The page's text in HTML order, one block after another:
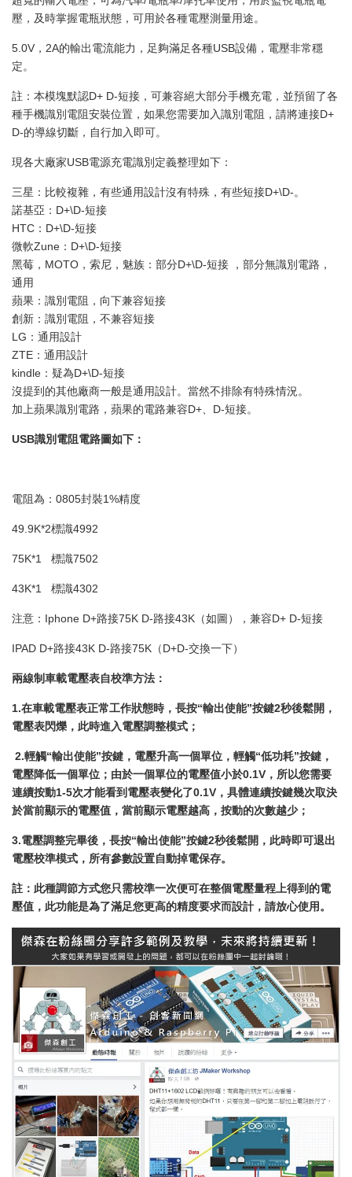
壓，及時掌握電瓶狀態，可用於各種電壓測量用途。
5.0V，2A的輸出電流能力，足夠滿足各種USB設備，電壓非常穩
定。
註：本模塊默認D+ D-短接，可兼容絕大部分手機充電，並預留了各
種手機識別電阻安裝位置，如果您需要加入識別電阻，請將連接D+
D-的導線切斷，自行加入即可。
現各大廠家USB電源充電識別定義整理如下：
三星：比較複雜，有些通用設計沒有特殊，有些短接D+\D-。
諾基亞：D+\D-短接
HTC：D+\D-短接
微軟Zune：D+\D-短接
黑莓，MOTO，索尼，魅族：部分D+\D-短接 ，部分無識別電路，
通用
蘋果：識別電阻，向下兼容短接
創新：識別電阻，不兼容短接
LG：通用設計
ZTE：通用設計
kindle：疑為D+\D-短接
沒提到的其他廠商一般是通用設計。當然不排除有特殊情況。
加上蘋果識別電路，蘋果的電路兼容D+、D-短接。
USB識別電阻電路圖如下：
電阻為：0805封裝1%精度
49.9K*2標識4992
75K*1 標識7502
43K*1 標識4302
注意：Iphone D+路接75K D-路接43K（如圖），兼容D+ D-短接
IPAD D+路接43K D-路接75K（D+D-交換一下）
兩線制車載電壓表自校準方法：
1.在車載電壓表正常工作狀態時，長按“輸出使能”按鍵2秒後鬆開，
電壓表閃爍，此時進入電壓調整模式；
2.輕觸“輸出使能”按鍵，電壓升高一個單位，輕觸“低功耗”按鍵，
電壓降低一個單位；由於一個單位的電壓值小於0.1V ，所以您需要
連續按動1-5次才能看到電壓表變化了0.1V ，具體連續按鍵幾次取決
於當前顯示的電壓值，當前顯示電壓越高，按動的次數越少；
3.電壓調整完畢後，長按“輸出使能”按鍵2秒後鬆開，此時即可退出
電壓校準模式，所有參數設置自動掉電保存。
註：此種調節方式您只需校準一次便可在整個電壓量程上得到的電
壓值，此功能是為了滿足您更高的精度要求而設計，請放心使用。